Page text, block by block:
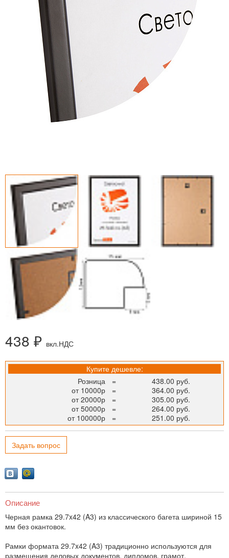
438 ₽ вкл.НДС
Купите дешевле:
Розница
=
438.00 руб.
от 10000р
=
364.00 руб.
от 20000р
=
305.00 руб.
от 50000р
=
264.00 руб.
от 100000р
= 251.00 руб.
Задать вопрос
Описание
Черная рамка 29.7x42 (A3) из классического багета шириной 15
мм без окантовок.
Рамки формата 29.7x42 (A3) традиционно используются для
размещения деловых документов, дипломов, грамот,